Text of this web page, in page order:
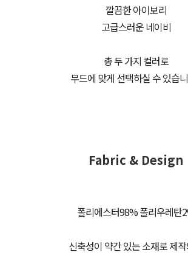
깔끔한 아이보리
고급스러운 네이비
총 두 가지 컬러로
무드에 맞게 선택하실 수 있습
Fabric & Design
폴리에스터98% 폴리우레탄
신축성이 약간 있는 소재로 제